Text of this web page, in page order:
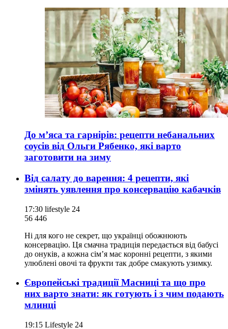
До м’яса та гарнірів: рецепти небанальних
соусів від Ольги Рябенко, які варто
заготовити на зиму
Від салату до варення: 4 рецепти, які
змінять уявлення про консервацію кабачків
17:30 lifestyle 24
56 446
Ні для кого не секрет, що українці обожнюють
консервацію. Ця смачна традиція передається від бабусі
до онуків, а кожна сім’я має коронні рецепти, з якими
улюблені овочі та фрукти так добре смакують узимку.
Європейські традиції Масниці та що про
них варто знати: як готують і з чим подають
млинці
19:15 Lifestyle 24